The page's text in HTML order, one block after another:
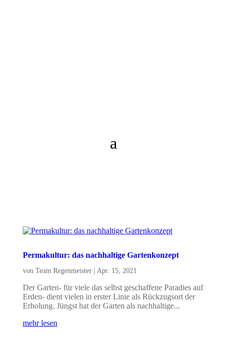
Permakultur: das nachhaltige Gartenkonzept
von Team Regenmeister| Apr. 15, 2021
Der Garten- für viele das selbst geschaffene Paradies auf
Erden- dient vielen in erster Linie als Rückzugsort der
Erholung. Jüngst hat der Garten als nachhaltige...
mehr lesen